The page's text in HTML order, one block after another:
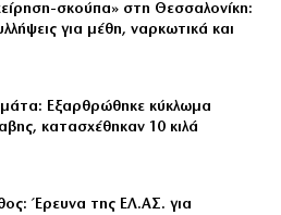
σκούπα» στη Θεσσαλονίκη:
για μέθη, ναρκωτικά και
Εξαρθρώθηκε κύκλωμα
κατασχέθηκαν 10 κιλά
Έρευνα της ΕΛ.ΑΣ. για